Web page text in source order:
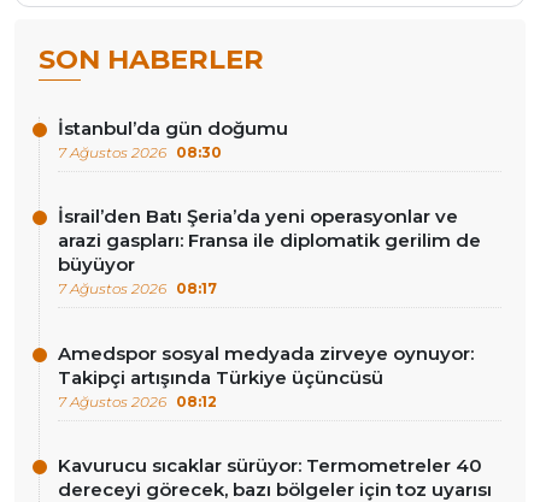
SON HABERLER
İstanbul’da gün doğumu
7 Ağustos 2026 08:30
İsrail’den Batı Şeria’da yeni operasyonlar ve
arazi gaspları: Fransa ile diplomatik gerilim de
büyüyor
7 Ağustos 2026 08:17
Amedspor sosyal medyada zirveye oynuyor:
Takipçi artışında Türkiye üçüncüsü
7 Ağustos 2026 08:12
Kavurucu sıcaklar sürüyor: Termometreler 40
dereceyi görecek, bazı bölgeler için toz uyarısı